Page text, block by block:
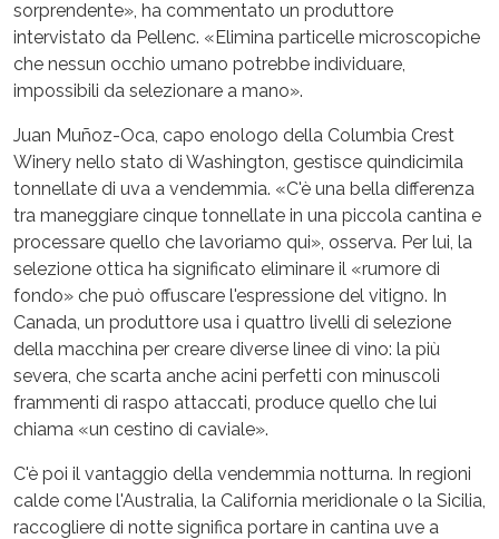
sorprendente», ha commentato un produttore
intervistato da Pellenc. «Elimina particelle microscopiche
che nessun occhio umano potrebbe individuare,
impossibili da selezionare a mano».
Juan Muñoz-Oca, capo enologo della Columbia Crest
Winery nello stato di Washington, gestisce quindicimila
tonnellate di uva a vendemmia. «C'è una bella differenza
tra maneggiare cinque tonnellate in una piccola cantina e
processare quello che lavoriamo qui», osserva. Per lui, la
selezione ottica ha significato eliminare il «rumore di
fondo» che può offuscare l'espressione del vitigno. In
Canada, un produttore usa i quattro livelli di selezione
della macchina per creare diverse linee di vino: la più
severa, che scarta anche acini perfetti con minuscoli
frammenti di raspo attaccati, produce quello che lui
chiama «un cestino di caviale».
C'è poi il vantaggio della vendemmia notturna. In regioni
calde come l'Australia, la California meridionale o la Sicilia,
raccogliere di notte significa portare in cantina uve a